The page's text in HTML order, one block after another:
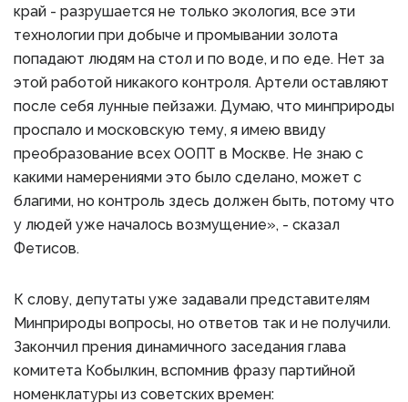
край - разрушается не только экология, все эти
технологии при добыче и промывании золота
попадают людям на стол и по воде, и по еде. Нет за
этой работой никакого контроля. Артели оставляют
после себя лунные пейзажи. Думаю, что минприроды
проспало и московскую тему, я имею ввиду
преобразование всех ООПТ в Москве. Не знаю с
какими намерениями это было сделано, может с
благими, но контроль здесь должен быть, потому что
у людей уже началось возмущение», - сказал
Фетисов.
К слову, депутаты уже задавали представителям
Минприроды вопросы, но ответов так и не получили.
Закончил прения динамичного заседания глава
комитета Кобылкин, вспомнив фразу партийной
номенклатуры из советских времен: